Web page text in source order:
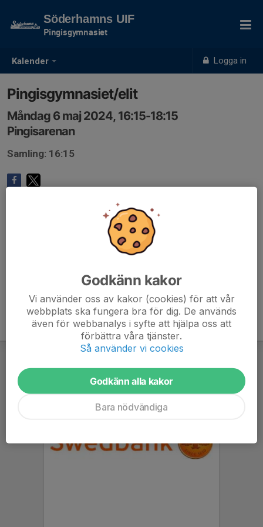
Kalender Logga in
Söderhamns UIF
Pingisgymnasiet
Pingisgymnasiet/elit
Måndag 6 maj 2024, 16:15-18:15
Pingisarenan
Samling: 16:15
Godkänn kakor
Vi använder oss av kakor (cookies) för att vår
webbplats ska fungera bra för dig. De används
även för webbanalys i syfte att hjälpa oss att
förbättra våra tjänster.
Så använder vi cookies
Godkänn alla kakor
Bara nödvändiga